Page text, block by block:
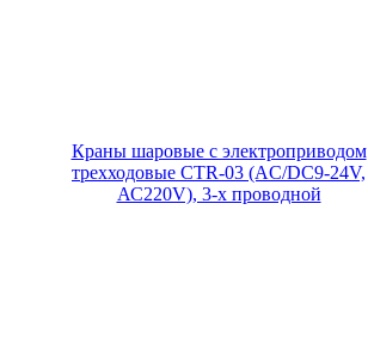
Краны шаровые с электроприводом
трехходовые CTR-03 (AC/DC9-24V,
АС220V), 3-х проводной